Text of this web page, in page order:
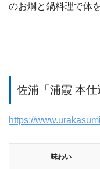
のお燗と鍋料理で体
佐浦「浦霞 本仕
https://
味わい